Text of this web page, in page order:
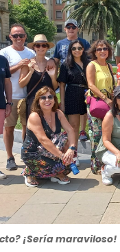
¡Sería maraviloso!